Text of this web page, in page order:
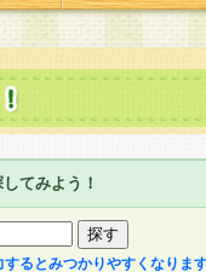
てみよう！
るとみつかりやすくなりま